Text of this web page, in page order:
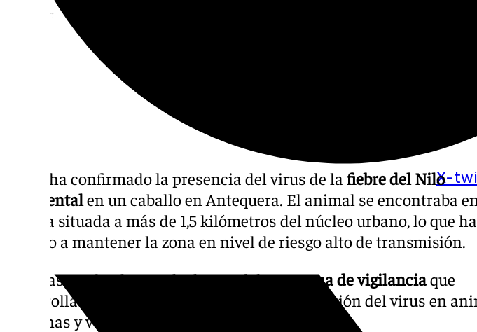
X-
Compartir:
Salud ha confirmado la presencia del virus de la fiebre del Nilo
Occidental en un caballo en Antequera. El animal se encontraba
cuadra situada a más de 1,5 kilómetros del núcleo urbano, lo que ha
llevado a mantener la zona en nivel de riesgo alto de transmisión.
Este caso se ha detectado dentro delprograma de vigilanciaque
desarrolla la Junta para monitorizar la circulación del virus en
personas y vectores como los mosquitos.